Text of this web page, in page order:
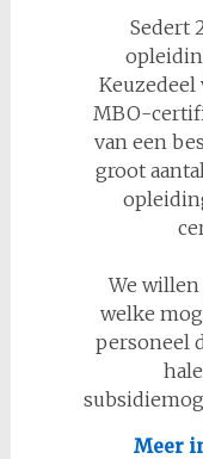
Sedert
MBO-
van een
groot
We
welke
personeel
Meer